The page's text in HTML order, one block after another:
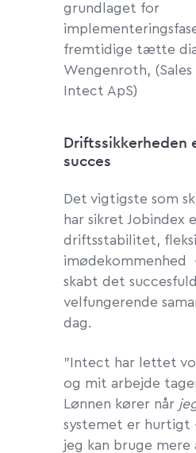
grundlaget for
fremtidige tætte
Wengenroth, (
Intect ApS)
Driftssikkerheden
succes
Det vigtigste som
har sikret Jobindex
driftsstabilitet,
imødekommenhed
skabt det
velfungerende
dag.
”Intect har lettet
og mit arbejde
Lønnen kører når
systemet er hurtigt
jeg kan bruge mere